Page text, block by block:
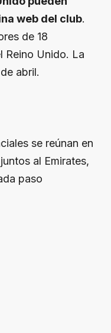
web del club.
de 18
Reino Unido. La
abril.
se reúnan en
al Emirates,
paso